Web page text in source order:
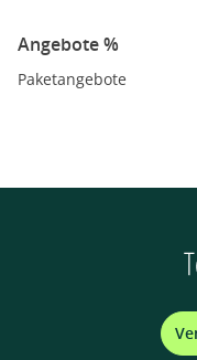
Angebote %
Paketangebote